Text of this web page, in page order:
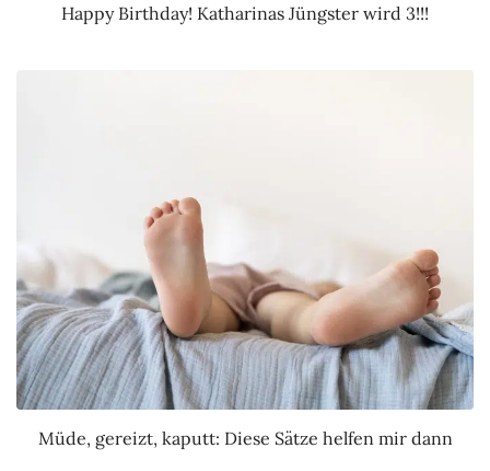
Happy Birthday! Katharinas Jüngster wird 3!!!
Müde, gereizt, kaputt: Diese Sätze helfen mir dann